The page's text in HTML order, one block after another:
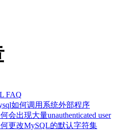
FAQ
如何调用系统外部程序
会出现大量unauthenticated user
更改MySQL的默认字符集